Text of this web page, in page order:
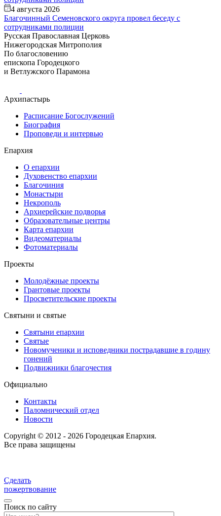
4 августа 2026
Благочинный Семеновского округа провел беседу с
сотрудниками полиции
Русская Православная Церковь
Нижегородская Митрополия
По благословению
епископа Городецкого
и Ветлужского Парамона
Архипастырь
Расписание Богослужений
Биография
Проповеди и интервью
Епархия
О епархии
Духовенство епархии
Благочиния
Монастыри
Некрополь
Архиерейские подворья
Образовательные центры
Карта епархии
Видеоматериалы
Фотоматериалы
Проекты
Молодёжные проекты
Грантовые проекты
Просветительские проекты
Святыни и святые
Святыни епархии
Святые
Новомученики и исповедники пострадавшие в годину
гонений
Подвижники благочестия
Официально
Контакты
Паломнический отдел
Новости
Copyright © 2012 - 2026 Городецкая Епархия.
Все права защищены
Сделать
пожертвование
Поиск по сайту